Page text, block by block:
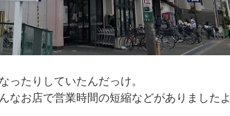
ったりしていたんだっけ。
なお店で営業時間の短縮などがありましたよ